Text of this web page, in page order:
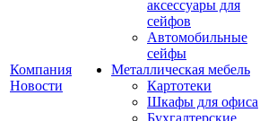
Компания
Новости
аксессуары для
сейфов
Автомобильные
сейфы
Металлическая мебель
Картотеки
Шкафы для офиса
Бухгалтерские